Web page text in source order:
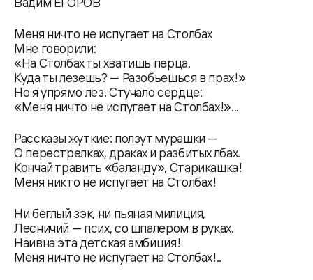
Меня ничто не испугает на Столбах
Мне говорили:
«На Столбах ты хватишь перца.
Куда ты лезешь? — Разобьешься в прах!»
Но я упрямо лез. Стучало сердце:
«Меня ничто не испугает на Столбах!»...
Рассказы жуткие: ползут мурашки —
О перестрелках, драках и разбитых лбах.
Кончай травить «баланду», Старикашка!
Меня никто не испугает на Столбах!
Ни беглый зэк, ни пьяная милиция,
Лесничий — псих, со шпалером в руках.
Наивна эта детская амбиция!
Меня ничто не испугает на Столбах!..